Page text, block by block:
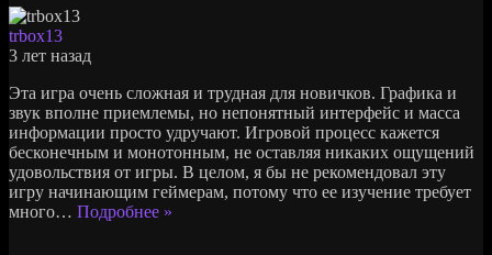
trbox13
3 лет назад
Эта игра очень сложная и трудная для новичков. Графика и
звук вполне приемлемы, но непонятный интерфейс и масса
информации просто удручают. Игровой процесс кажется
бесконечным и монотонным, не оставляя никаких ощущений
удовольствия от игры. В целом, я бы не рекомендовал эту
игру начинающим геймерам, потому что ее изучение требует
много… Подробнее »